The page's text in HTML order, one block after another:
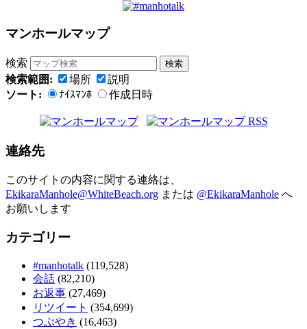
マンホールマップ
検索
検索範囲:
場所
説明
ソート:
ﾅｲｽﾏﾝﾎ 作成日時
連絡先
このサイトの内容に関する連絡は、
EkikaraManhole@WhiteBeach.org または @EkikaraManhole へ
お願いします
カテゴリー
#manhotalk (119,528)
会話 (82,210)
お返事 (27,469)
リツイート (354,699)
つぶやき (16,463)